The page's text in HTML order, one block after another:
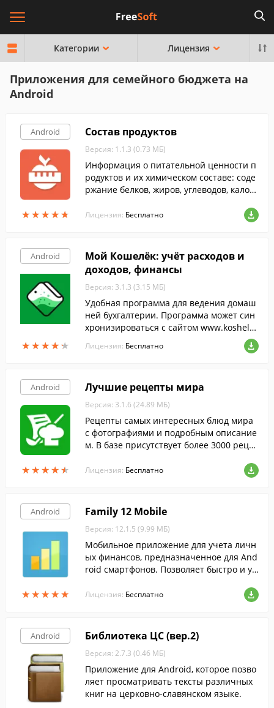
Категории Лицензия
Приложения для семейного бюджета на
Android
Android
★★★★★
★★★★★
Состав продуктов
Версия: 1.1.3 (0.73 МБ)
Информация о питательной ценности п
родуктов и их химическом составе: соде
ржание белков, жиров, углеводов, калор
еств (макроэлементов и микроэлементо
Лицензия: Бесплатно
Android
★★★★★
★★★★★
Мой Кошелёк: учёт расходов и
доходов, финансы
Версия: 3.1.3 (3.15 МБ)
Удобная программа для ведения домаш
ней бухгалтерии. Программа может син
хронизироваться с сайтом www.koshele
k.org, что дает Вам возможность вести б
ухгалтерию как с сайта, так и с телефон
Лицензия: Бесплатно
Android
★★★★★
★★★★★
Лучшие рецепты мира
Версия: 3.1.6 (24.89 МБ)
Рецепты самых интересных блюд мира
с фотографиями и подробным описание
м. В базе присутствует более 3000 реце
Лицензия: Бесплатно
Android
★★★★★
★★★★★
Family 12 Mobile
Версия: 12.1.5 (9.99 МБ)
Мобильное приложение для учета личн
ых финансов, предназначенное для And
roid смартфонов. Позволяет быстро и уд
ольную версию со смартфона.
Лицензия: Бесплатно
Android Библиотека ЦС (вер.2)
Версия: 2.7.3 (0.46 МБ)
Приложение для Android, которое позво
ляет просматривать тексты различных
книг на церковно-славянском языке.